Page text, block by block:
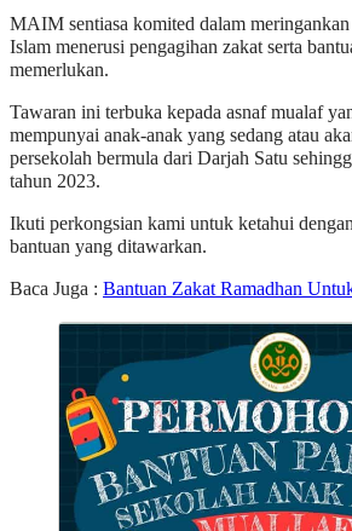
MAIM sentiasa komited dalam meringankan
Islam menerusi pengagihan zakat serta
memerlukan.
Tawaran ini terbuka kepada asnaf mualaf
mempunyai anak-anak yang sedang atau
persekolah bermula dari Darjah Satu
tahun 2023.
Ikuti perkongsian kami untuk ketahui
bantuan yang ditawarkan.
Baca Juga : Bantuan Zakat Ramadhan